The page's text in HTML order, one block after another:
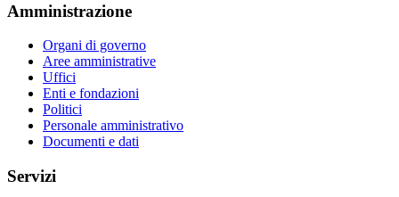
Amministrazione
Organi di governo
Aree amministrative
Uffici
Enti e fondazioni
Politici
Personale amministrativo
Documenti e dati
Servizi